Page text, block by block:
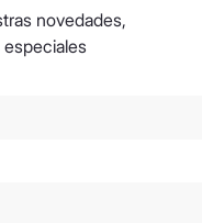
novedades,